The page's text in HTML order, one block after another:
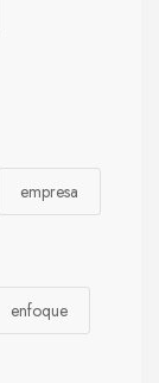
empresa
enfoque